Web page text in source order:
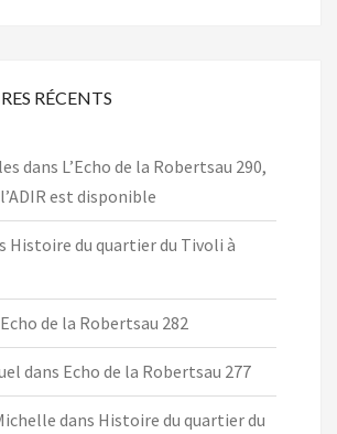
RÉCENTS
dans L’Echo de la Robertsau 290,
est disponible
Histoire du quartier du Tivoli à
Echo de la Robertsau 282
dans Echo de la Robertsau 277
dans Histoire du quartier du